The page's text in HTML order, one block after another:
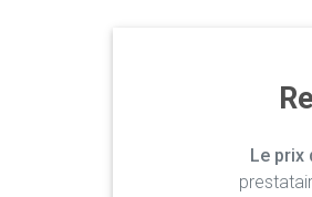
Le prix